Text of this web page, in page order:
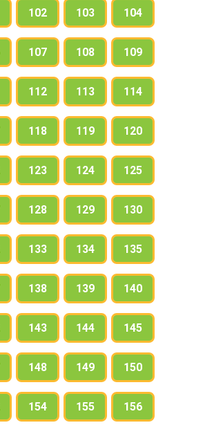
102 103 104
107 108 109
112 113 114
118 119 120
123 124 125
128 129 130
133 134 135
138 139 140
143 144 145
148 149 150
154 155 156